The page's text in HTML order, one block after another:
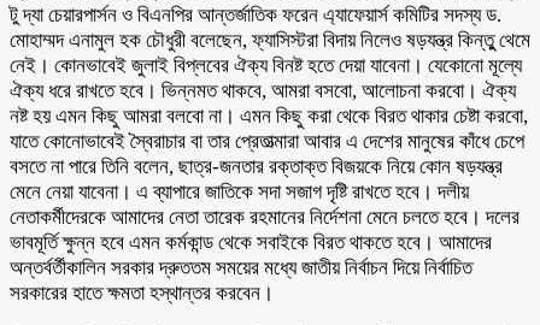
টু দ্যা চেয়ারপার্সন ও বিএনপির আন্তর্জাতিক ফরেন এ্যাফেয়ার্স কমিটির সদস্য ড.
মোহাম্মদ এনামুল হক চৌধুরী বলেছেন, ফ্যাসিস্টরা বিদায় নিলেও ষড়যন্ত্র কিন্তুু থেমে
নেই। কোনভাবেই জুলাই বিপ্লবের ঐক্য বিনষ্ট হতে দেয়া যাবেনা। যেকোনো মূল্যে
ঐক্য ধরে রাখতে হবে। ভিন্নমত থাকবে, আমরা বসবো, আলোচনা করবো। ঐক্য
নষ্ট হয় এমন কিছু আমরা বলবো না। এমন কিছু করা থেকে বিরত থাকার চেষ্টা করবো,
যাতে কোনোভাবেই স্বৈরাচার বা তার প্রেতাত্মারা আবার এ দেশের মানুষের কাঁধে চেপে
বসতে না পারে তিনি বলেন, ছাত্র-জনতার রক্তাক্ত বিজয়কে নিয়ে কোন ষড়যন্ত্র
মেনে নেয়া যাবেনা। এ ব্যাপারে জাতিকে সদা সজাগ দৃষ্টি রাখতে হবে। দলীয়
নেতাকর্মীদেরকে আমাদের নেতা তারেক রহমানের নির্দেশনা মেনে চলতে হবে। দলের
ভাবমূর্তি ক্ষুন্ন হবে এমন কর্মকান্ড থেকে সবাইকে বিরত থাকতে হবে। আমাদের
অন্তর্বর্তীকালিন সরকার দ্রুততম সময়ের মধ্যে জাতীয় নির্বাচন দিয়ে নির্বাচিত
সরকারের হাতে ক্ষমতা হস্থান্তর করবেন।